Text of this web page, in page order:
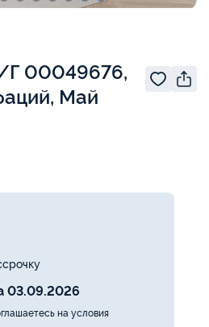
00049676,
Май
03.09.2026
на условия